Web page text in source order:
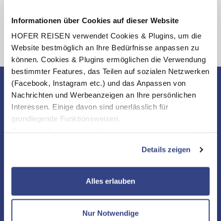
Informationen über Cookies auf dieser Website
HOFER REISEN verwendet Cookies & Plugins, um die
Website bestmöglich an Ihre Bedürfnisse anpassen zu
können. Cookies & Plugins ermöglichen die Verwendung
bestimmter Features, das Teilen auf sozialen Netzwerken
(Facebook, Instagram etc.) und das Anpassen von
Nachrichten und Werbeanzeigen an Ihre persönlichen
Interessen. Einige davon sind unerlässlich für
grundlegende Funktionsweisen.
zusätzliche Dienste bzw. Technologien von Drittanbietern
nutzen und uns sowie Dritten weitere Personalisierungen
ermöglichen, dabei kommt es auch zu Übermittlungen
Datenschutzseite
Details zeigen
Alles erlauben
Nur Notwendige